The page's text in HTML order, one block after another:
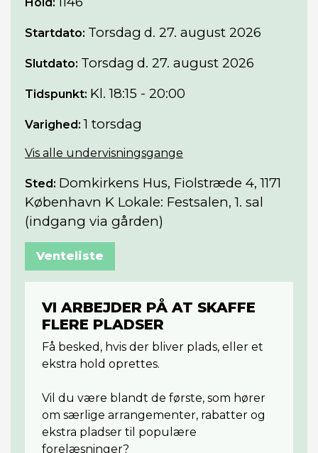
Startdato: Torsdag d. 27. august 2026
Slutdato: Torsdag d. 27. august 2026
Tidspunkt: Kl. 18:15 - 20:00
Varighed: 1 torsdag
Vis alle undervisningsgange
Sted: Domkirkens Hus, Fiolstræde 4, 1171
København K Lokale: Festsalen, 1. sal
(indgang via gården)
Venteliste
VI ARBEJDER PÅ AT SKAFFE
FLERE PLADSER
Få besked, hvis der bliver plads, eller et
ekstra hold oprettes.
Vil du være blandt de første, som hører
om særlige arrangementer, rabatter og
ekstra pladser til populære
forelæsninger?